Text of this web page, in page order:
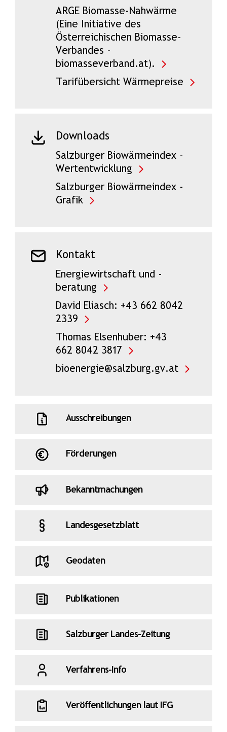
ARGE Biomasse-Nahwärme
(Eine Initiative des
Österreichischen Biomasse-
Verbandes -
biomasseverband.at).
Tarifübersicht Wärmepreise
Downloads
Salzburger Biowärmeindex -
Wertentwicklung
Salzburger Biowärmeindex -
Grafik
Kontakt
Energiewirtschaft und -
beratung
David Eliasch: +43 662 8042
2339
Thomas Elsenhuber: +43
662 8042 3817
bioenergie@salzburg.gv.at
Ausschreibungen
Förderungen
Bekanntmachungen
Landesgesetzblatt
Geodaten
Publikationen
Salzburger Landes-Zeitung
Verfahrens-Info
Veröffentlichungen laut IFG